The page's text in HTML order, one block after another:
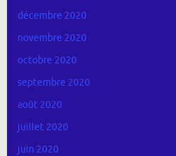
décembre 2020
novembre 2020
octobre 2020
septembre 2020
août 2020
juillet 2020
juin 2020